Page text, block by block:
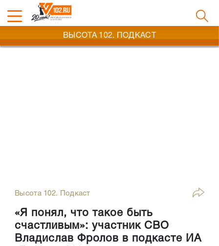
ВЫСОТА 102. ПОДКАСТ
Высота 102. Подкаст
«Я понял, что такое быть
счастливым»: участник СВО
Владислав Фролов в подкасте ИА